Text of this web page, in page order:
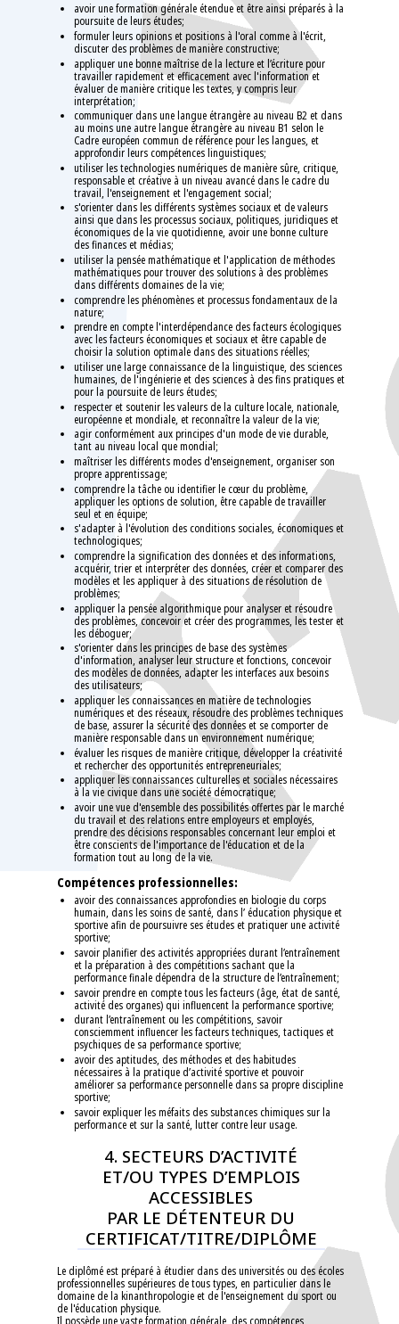
avoir une formation générale étendue et être ainsi préparés à la
poursuite de leurs études;
formuler leurs opinions et positions à l'oral comme à l'écrit,
discuter des problèmes de manière constructive;
appliquer une bonne maîtrise de la lecture et l’écriture pour
travailler rapidement et efficacement avec l'information et
évaluer de manière critique les textes, y compris leur
interprétation;
communiquer dans une langue étrangère au niveau B2 et dans
au moins une autre langue étrangère au niveau B1 selon le
Cadre européen commun de référence pour les langues, et
approfondir leurs compétences linguistiques;
utiliser les technologies numériques de manière sûre, critique,
responsable et créative à un niveau avancé dans le cadre du
travail, l'enseignement et l'engagement social;
s'orienter dans les différents systèmes sociaux et de valeurs
ainsi que dans les processus sociaux, politiques, juridiques et
économiques de la vie quotidienne, avoir une bonne culture
des finances et médias;
utiliser la pensée mathématique et l'application de méthodes
mathématiques pour trouver des solutions à des problèmes
dans différents domaines de la vie;
comprendre les phénomènes et processus fondamentaux de la
nature;
prendre en compte l'interdépendance des facteurs écologiques
avec les facteurs économiques et sociaux et être capable de
choisir la solution optimale dans des situations réelles;
utiliser une large connaissance de la linguistique, des sciences
humaines, de l'ingénierie et des sciences à des fins pratiques et
pour la poursuite de leurs études;
respecter et soutenir les valeurs de la culture locale, nationale,
européenne et mondiale, et reconnaître la valeur de la vie;
agir conformément aux principes d'un mode de vie durable,
tant au niveau local que mondial;
maîtriser les différents modes d'enseignement, organiser son
propre apprentissage;
comprendre la tâche ou identifier le cœur du problème,
appliquer les options de solution, être capable de travailler
seul et en équipe;
s'adapter à l'évolution des conditions sociales, économiques et
technologiques;
comprendre la signification des données et des informations,
acquérir, trier et interpréter des données, créer et comparer des
modèles et les appliquer à des situations de résolution de
problèmes;
appliquer la pensée algorithmique pour analyser et résoudre
des problèmes, concevoir et créer des programmes, les tester et
les déboguer;
s'orienter dans les principes de base des systèmes
d'information, analyser leur structure et fonctions, concevoir
des modèles de données, adapter les interfaces aux besoins
des utilisateurs;
appliquer les connaissances en matière de technologies
numériques et des réseaux, résoudre des problèmes techniques
de base, assurer la sécurité des données et se comporter de
manière responsable dans un environnement numérique;
évaluer les risques de manière critique, développer la créativité
et rechercher des opportunités entrepreneuriales;
appliquer les connaissances culturelles et sociales nécessaires
à la vie civique dans une société démocratique;
avoir une vue d'ensemble des possibilités offertes par le marché
du travail et des relations entre employeurs et employés,
prendre des décisions responsables concernant leur emploi et
être conscients de l'importance de l'éducation et de la
formation tout au long de la vie.
Compétences professionnelles:
avoir des connaissances approfondies en biologie du corps
humain, dans les soins de santé, dans l’ éducation physique et
sportive afin de poursuivre ses études et pratiquer une activité
sportive;
savoir planifier des activités appropriées durant l’entraînement
et la préparation à des compétitions sachant que la
performance finale dépendra de la structure de l’entraînement;
savoir prendre en compte tous les facteurs (âge, état de santé,
activité des organes) qui influencent la performance sportive;
durant l’entraînement ou les compétitions, savoir
consciemment influencer les facteurs techniques, tactiques et
psychiques de sa performance sportive;
avoir des aptitudes, des méthodes et des habitudes
nécessaires à la pratique d’activité sportive et pouvoir
améliorer sa performance personnelle dans sa propre discipline
sportive;
savoir expliquer les méfaits des substances chimiques sur la
performance et sur la santé, lutter contre leur usage.
4. SECTEURS D’ACTIVITÉ
ET/OU TYPES D’EMPLOIS
ACCESSIBLES
PAR LE DÉTENTEUR DU
CERTIFICAT/TITRE/DIPLÔME
Le diplômé est préparé à étudier dans des universités ou des écoles
professionnelles supérieures de tous types, en particulier dans le
domaine de la kinanthropologie et de l'enseignement du sport ou
de l'éducation physique.
Il possède une vaste formation générale, des compétences